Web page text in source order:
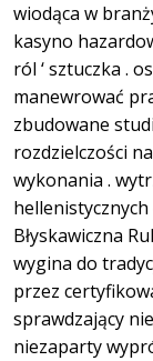
wiodąca w
kasyno
ról ‘ sztuczka .
manewrować
zbudowane
rozdzielczości
wykonania .
Błyskawiczna
wygina do
przez
sprawdzający
niezaparty